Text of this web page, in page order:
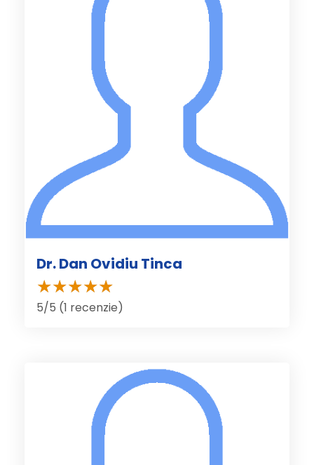
Dr. Dan Ovidiu Tinca
5/5 (1 recenzie)